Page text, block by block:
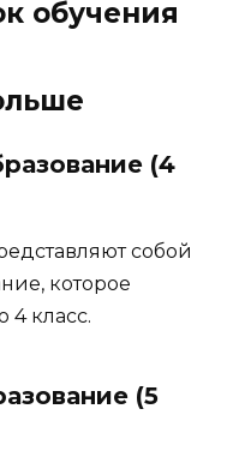
обучения
(4
собой
которое
4 класс.
(5